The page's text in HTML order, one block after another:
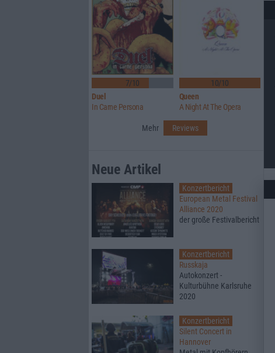
7/10
Duel
In Carne Persona
10/10
Queen
A Night At The Opera
Mehr Reviews
Neue Artikel
Konzertbericht
European Metal Festival
Alliance 2020
der große Festivalbericht
Konzertbericht
Russkaja
Autokonzert -
Kulturbühne Karlsruhe
2020
Konzertbericht
Silent Concert in
Hannover